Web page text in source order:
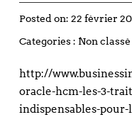
Posted on: 22 février
Categories : Non classé
http://
oracle-hcm-les-3-
indispensables-